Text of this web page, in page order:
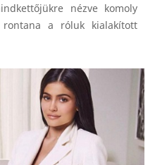
nézve komoly
a róluk kialakított